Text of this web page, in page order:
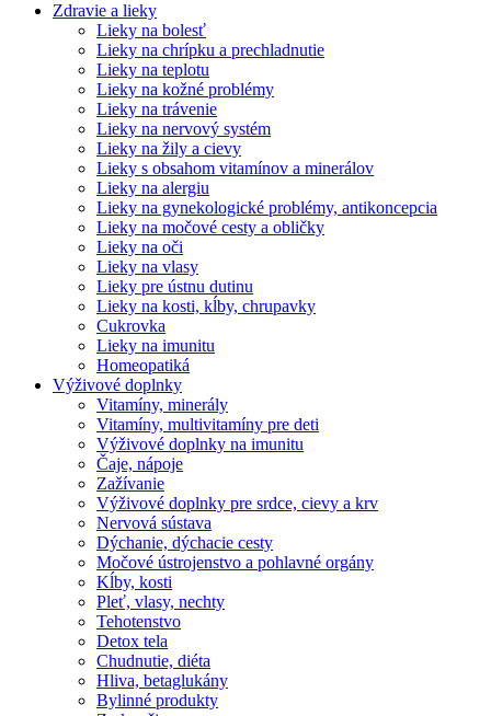
Zdravie a lieky
Lieky na bolesť
Lieky na chrípku a prechladnutie
Lieky na teplotu
Lieky na kožné problémy
Lieky na trávenie
Lieky na nervový systém
Lieky na žily a cievy
Lieky s obsahom vitamínov a minerálov
Lieky na alergiu
Lieky na gynekologické problémy, antikoncepcia
Lieky na močové cesty a obličky
Lieky na oči
Lieky na vlasy
Lieky pre ústnu dutinu
Lieky na kosti, kĺby, chrupavky
Cukrovka
Lieky na imunitu
Homeopatiká
Výživové doplnky
Vitamíny, minerály
Vitamíny, multivitamíny pre deti
Výživové doplnky na imunitu
Čaje, nápoje
Zažívanie
Výživové doplnky pre srdce, cievy a krv
Nervová sústava
Dýchanie, dýchacie cesty
Močové ústrojenstvo a pohlavné orgány
Kĺby, kosti
Pleť, vlasy, nechty
Tehotenstvo
Detox tela
Chudnutie, diéta
Hliva, betaglukány
Bylinné produkty